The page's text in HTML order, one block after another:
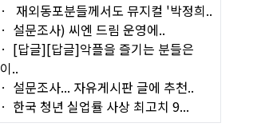
재외동포분들께서도 뮤지컬 '박정희..
설문조사) 씨엔 드림 운영에..
[답글][답글]악플을 즐기는 분들은
이..
설문조사... 자유게시판 글에 추천..
한국 청년 실업률 사상 최고치 9...